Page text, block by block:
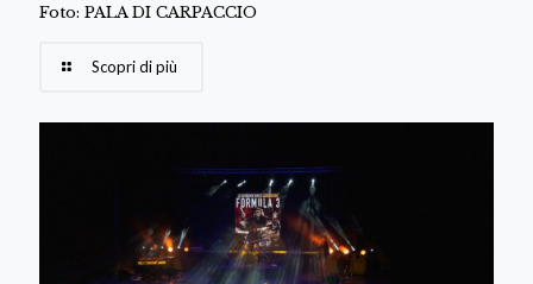
Foto: PALA DI CARPACCIO
Scopri di più